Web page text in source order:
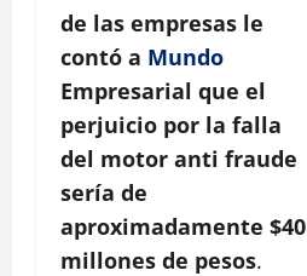
de las empresas le
contó a Mundo
Empresarial que el
perjuicio por la falla
del motor anti fraude
sería de
aproximadamente $40
millones de pesos.